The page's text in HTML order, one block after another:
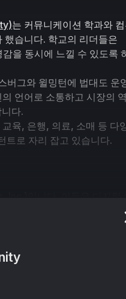
는 커뮤니케이션 학과와
습니다. 학교의 리더들은
을 동시에 느낄 수 있도록
버그와 윌밍턴에 법대도 운
언어로 소통하고 시장의
다.
육, 은행, 의료, 소매 등 다
트로 자리 잡고 있습니다.
는 전문가입니다. 전통적인
으로 30년 이상 활동해 왔
지판, 배너, 깃발, 이벤트 디
제공합니다.